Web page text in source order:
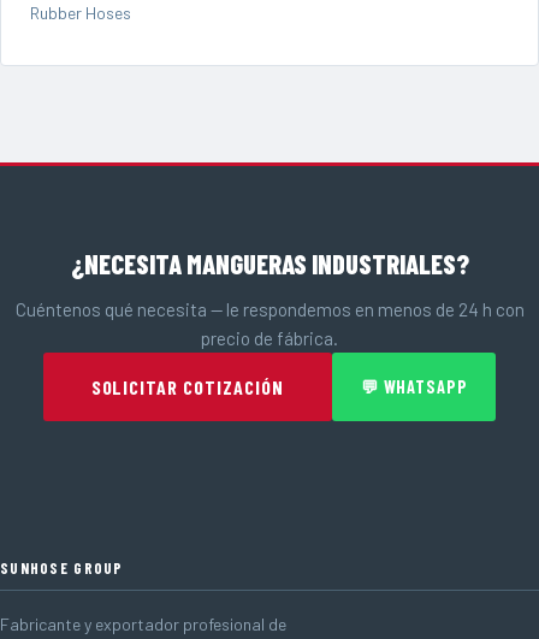
Rubber Hoses
¿NECESITA MANGUERAS INDUSTRIALES?
Cuéntenos qué necesita — le respondemos en menos de 24 h con
precio de fábrica.
SOLICITAR COTIZACIÓN 💬 WHATSAPP
SUNHOSE GROUP
Fabricante y exportador profesional de